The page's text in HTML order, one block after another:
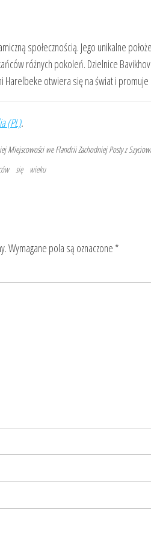
społecznością. Jego unikalne
różnych pokoleń. Dzielnice
otwiera się na świat i
(PL).
Miejscowości we Flandrii Zachodniej Posty z
się wieku
Wymagane pola są oznaczone *